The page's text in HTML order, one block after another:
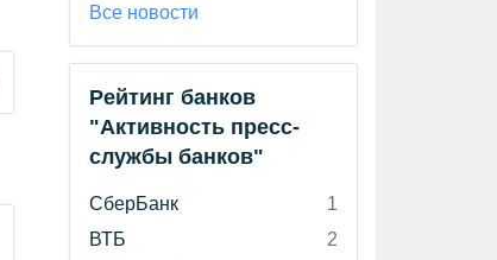
Все новости
Рейтинг банков
"Активность пресс-
службы банков"
СберБанк
1
ВТБ
2